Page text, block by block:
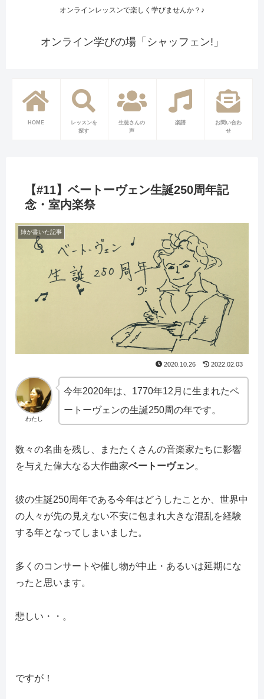
オンラインレッスンで楽しく学びませんか？♪
オンライン学びの場「シャッフェン!」
HOME
レッスンを
探す
生徒さんの
声
楽譜
お問い合わ
せ
【#11】ベートーヴェン生誕250周年記
念・室内楽祭
姉が書いた記事
2020.10.26 2022.02.03
わたし
今年2020年は、1770年12月に生まれたベ
ートーヴェンの生誕250周の年です。
数々の名曲を残し、またたくさんの音楽家たちに影響
を与えた偉大なる大作曲家ベートーヴェン。
彼の生誕250周年である今年はどうしたことか、世界中
の人々が先の見えない不安に包まれ大きな混乱を経験
する年となってしまいました。
多くのコンサートや催し物が中止・あるいは延期にな
ったと思います。
悲しい・・。
ですが！